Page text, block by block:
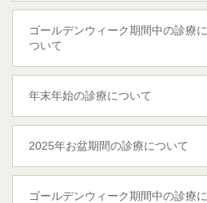
ゴールデンウィーク期間中の診療に
ついて
年末年始の診療について
2025年お盆期間の診療について
ゴールデンウィーク期間中の診療に